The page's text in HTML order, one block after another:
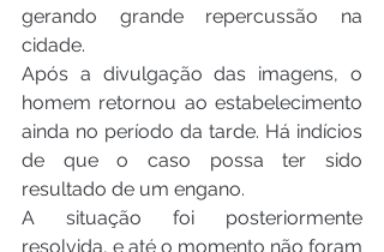
gerando grande repercussão na
cidade.
Após a divulgação das imagens, o
homem retornou ao estabelecimento
ainda no período da tarde. Há indícios
de que o caso possa ter sido
resultado de um engano.
A situação foi posteriormente
resolvida, e até o momento não foram